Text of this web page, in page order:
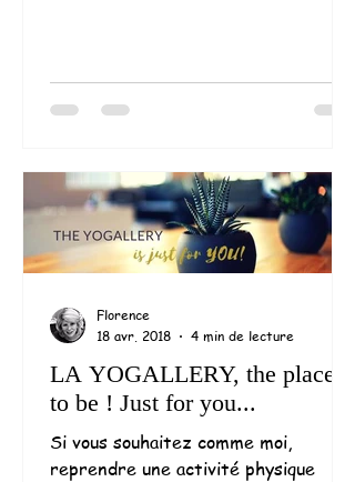
LA YOGALLERY, the place
to be ! Just for you...
Si vous souhaitez comme moi,
reprendre une activité physique
Florence
18 avr. 2018
4 min de lecture